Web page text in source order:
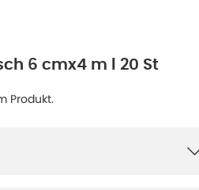
6 cmx4 m l 20 St
Produkt.